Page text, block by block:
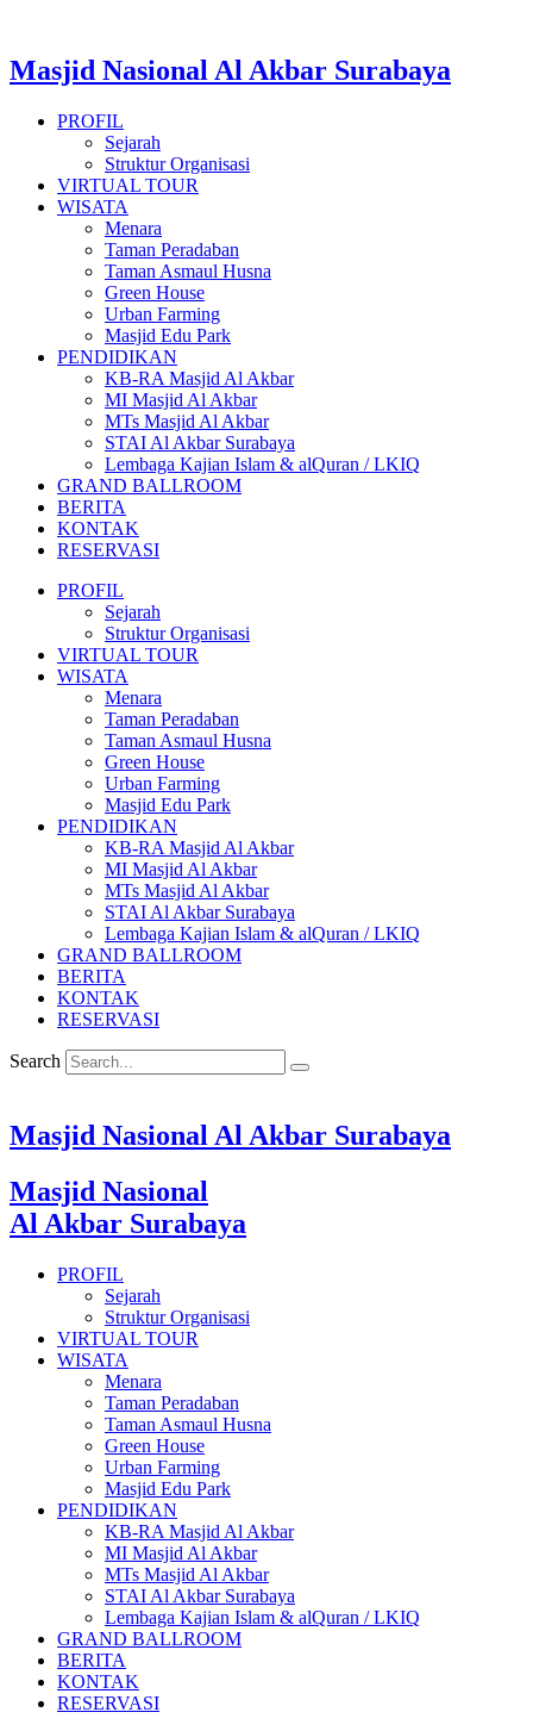
konten
Masjid Nasional Al Akbar Surabaya
PROFIL
Sejarah
Struktur Organisasi
VIRTUAL TOUR
WISATA
Menara
Taman Peradaban
Taman Asmaul Husna
Green House
Urban Farming
Masjid Edu Park
PENDIDIKAN
KB-RA Masjid Al Akbar
MI Masjid Al Akbar
MTs Masjid Al Akbar
STAI Al Akbar Surabaya
Lembaga Kajian Islam & alQuran / LKIQ
GRAND BALLROOM
BERITA
KONTAK
RESERVASI
PROFIL
Sejarah
Struktur Organisasi
VIRTUAL TOUR
WISATA
Menara
Taman Peradaban
Taman Asmaul Husna
Green House
Urban Farming
Masjid Edu Park
PENDIDIKAN
KB-RA Masjid Al Akbar
MI Masjid Al Akbar
MTs Masjid Al Akbar
STAI Al Akbar Surabaya
Lembaga Kajian Islam & alQuran / LKIQ
GRAND BALLROOM
BERITA
KONTAK
RESERVASI
Search
Masjid Nasional Al Akbar Surabaya
Masjid Nasional
Al Akbar Surabaya
PROFIL
Sejarah
Struktur Organisasi
VIRTUAL TOUR
WISATA
Menara
Taman Peradaban
Taman Asmaul Husna
Green House
Urban Farming
Masjid Edu Park
PENDIDIKAN
KB-RA Masjid Al Akbar
MI Masjid Al Akbar
MTs Masjid Al Akbar
STAI Al Akbar Surabaya
Lembaga Kajian Islam & alQuran / LKIQ
GRAND BALLROOM
BERITA
KONTAK
RESERVASI